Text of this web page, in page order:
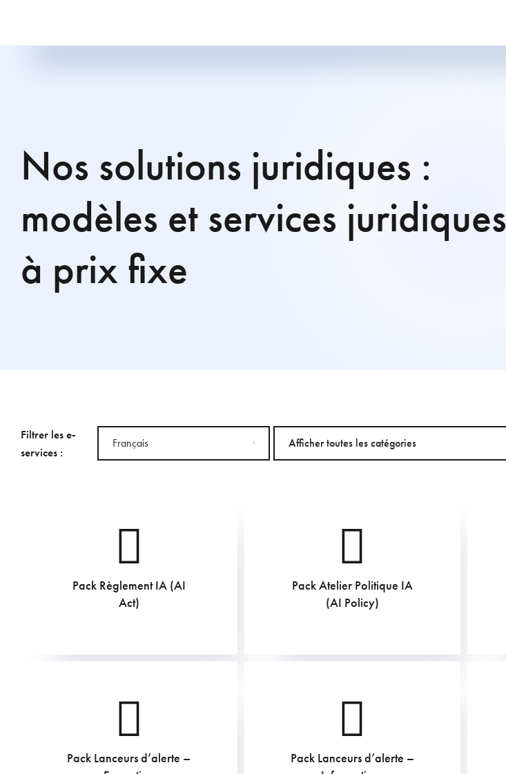
Nos solutions juridiques :
modèles et services juridiques
à prix fixe
Filtrer les e-
services :
Français Afficher toutes les catégories
Pack Règlement IA (AI
Act)
719.95
Pack Atelier Politique IA
(AI Policy)
1058.75 €
Pack Lanceurs d’alerte –
1082.95
Pack Lanceurs d’alerte –
302.5€